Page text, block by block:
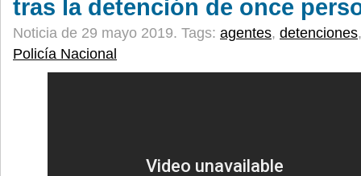
tras la detención de once
Noticia de 29 mayo 2019. Tags: agentes, detenciones
Policía Nacional